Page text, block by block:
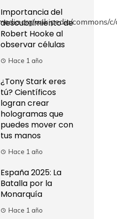
Importancia del
descubrimiento de
Robert Hooke al
observar células
Hace 1 año
¿Tony Stark eres
tú? Científicos
logran crear
hologramas que
puedes mover con
tus manos
Hace 1 año
España 2025: La
Batalla por la
Monarquía
Hace 1 año